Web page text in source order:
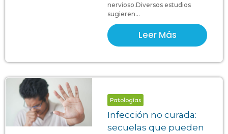
nervioso.Diversos estudios
sugieren...
Leer Más
Patologías
Infección no curada:
secuelas que pueden